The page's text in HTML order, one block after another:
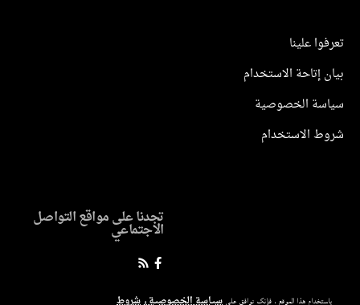
باستخدام هذا الموقع ، فإنك توافق على سياسة الخصوصيةو شروط
تعرفوا علينا
بيان إتاحة الاستخدام
سياسة الخصوصية
شروط الاستخدام
تجدنا على مواقع التواصل
الاجتماعي